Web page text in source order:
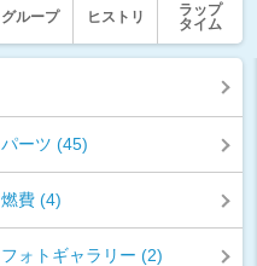
グループ ヒストリ
ラップ
タイム
パーツ (45)
燃費 (4)
フォトギャラリー (2)